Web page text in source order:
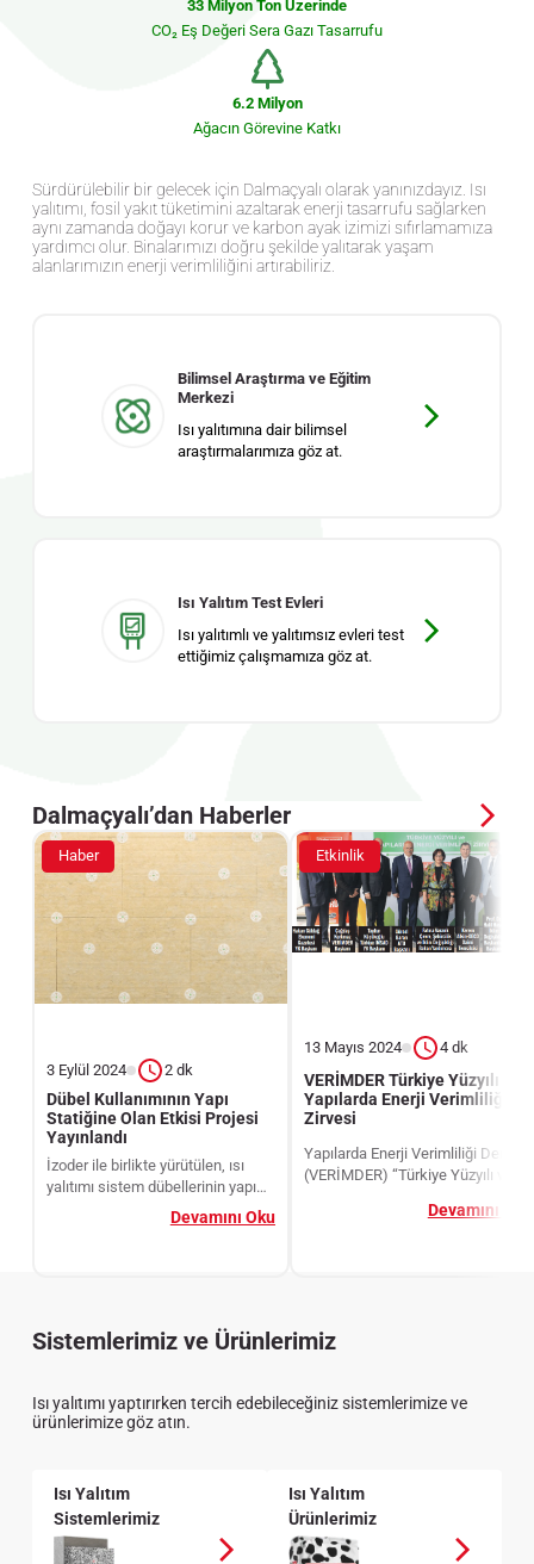
33 Milyon Ton Üzerinde
CO₂ Eş Değeri Sera Gazı Tasarrufu
6.2 Milyon
Ağacın Görevine Katkı
Sürdürülebilir bir gelecek için Dalmaçyalı olarak yanınızdayız. Isı
yalıtımı, fosil yakıt tüketimini azaltarak enerji tasarrufu sağlarken
aynı zamanda doğayı korur ve karbon ayak izimizi sıfırlamamıza
yardımcı olur. Binalarımızı doğru şekilde yalıtarak yaşam
alanlarımızın enerji verimliliğini artırabiliriz.
Bilimsel Araştırma ve Eğitim
Merkezi
Isı yalıtımına dair bilimsel
araştırmalarımıza göz at.
Isı Yalıtım Test Evleri
Isı yalıtımlı ve yalıtımsız evleri test
ettiğimiz çalışmamıza göz at.
Dalmaçyalı’dan Haberler
Haber
3 Eylül 2024 2 dk
Dübel Kullanımının Yapı
Statiğine Olan Etkisi Projesi
Yayınlandı
İzoder ile birlikte yürütülen, ısı
yalıtımı sistem dübellerinin yapı
statiğine etkilerinin araştırıldığı
proje çalışması, İTÜ İnşaat
laboratuvarında yapılan deneysel
Devamını Oku
Etkinlik
13 Mayıs 2024 4 dk
VERİMDER Türkiye Yüzyılı ve
Yapılarda Enerji Verimliliği
Zirvesi
Yapılarda Enerji Verimliliği Derneği
(VERİMDER) “Türkiye Yüzyılı ve
Dalmaçyalı İleri Isı YalıtımDevamını Oku
Sistemlerimiz ve Ürünlerimiz
Isı yalıtımı yaptırırken tercih edebileceğiniz sistemlerimize ve
ürünlerimize göz atın.
Isı Yalıtım
Sistemlerimiz
Isı Yalıtım
Ürünlerimiz